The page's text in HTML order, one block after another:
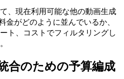
、現在利用可能な他の動画生成
金がどのように並んでいるか、
ト、コストでフィルタリングし
合のための予算編成